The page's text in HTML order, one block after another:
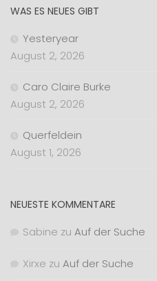
WAS ES NEUES GIBT
Yesteryear
August 2, 2026
Caro Claire Burke
August 2, 2026
Querfeldein
August 1, 2026
NEUESTE KOMMENTARE
Sabine zu Auf der Suche
Xirxe zu Auf der Suche